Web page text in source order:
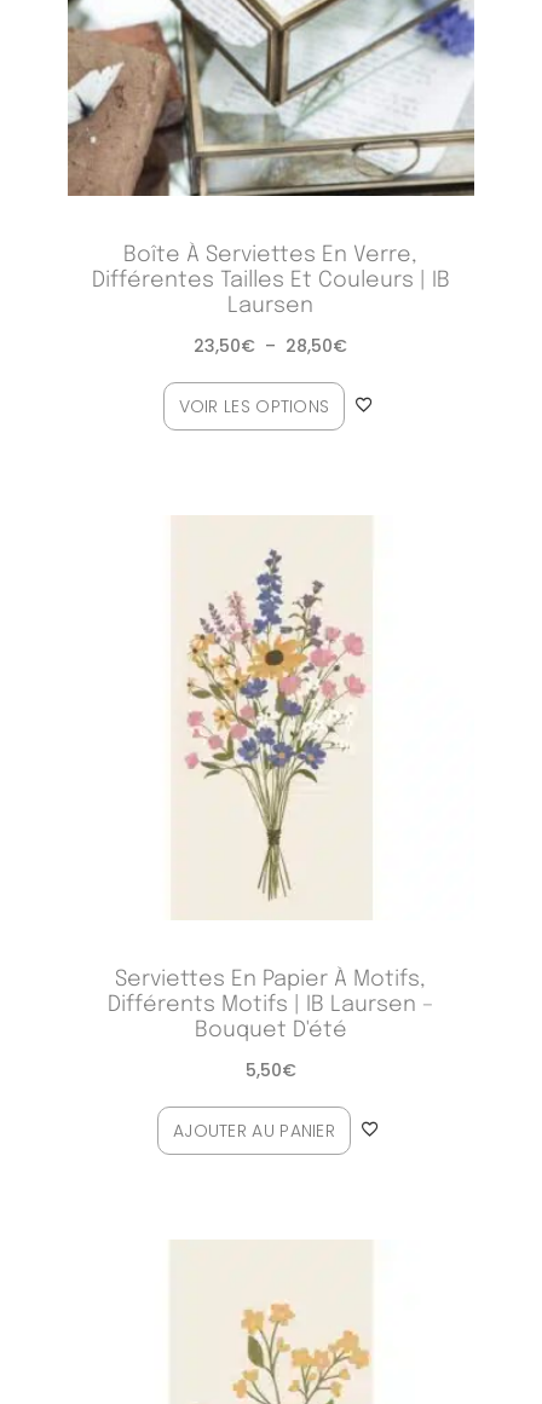
Boîte À Serviettes En Verre,
Différentes Tailles Et Couleurs | IB
Laursen
23,50€ – 28,50€
VOIR LES OPTIONS
Serviettes En Papier À Motifs,
Différents Motifs | IB Laursen –
Bouquet D'été
5,50€
AJOUTER AU PANIER